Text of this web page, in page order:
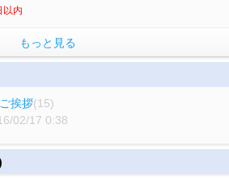
以内
もっと見る
挨拶(15)
02/17 0:38